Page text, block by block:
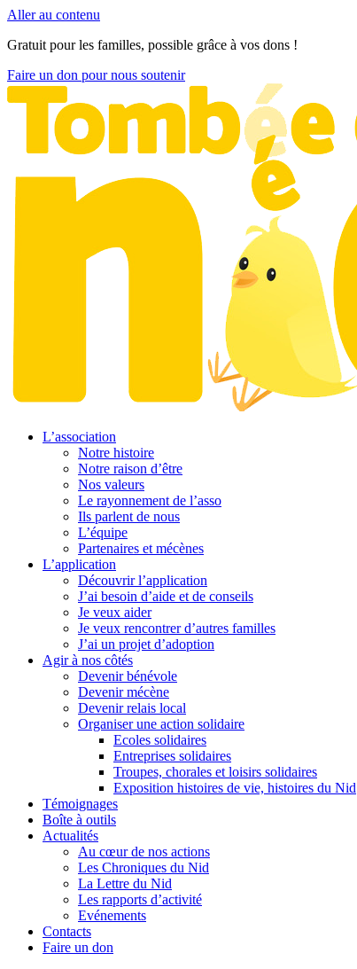
Aller au contenu
Gratuit pour les familles, possible grâce à vos dons !
Faire un don pour nous soutenir
L’association
Notre histoire
Notre raison d’être
Nos valeurs
Le rayonnement de l’asso
Ils parlent de nous
L’équipe
Partenaires et mécènes
L’application
Découvrir l’application
J’ai besoin d’aide et de conseils
Je veux aider
Je veux rencontrer d’autres familles
J’ai un projet d’adoption
Agir à nos côtés
Devenir bénévole
Devenir mécène
Devenir relais local
Organiser une action solidaire
Ecoles solidaires
Entreprises solidaires
Troupes, chorales et loisirs solidaires
Exposition histoires de vie, histoires du Nid
Témoignages
Boîte à outils
Actualités
Au cœur de nos actions
Les Chroniques du Nid
La Lettre du Nid
Les rapports d’activité
Evénements
Contacts
Faire un don